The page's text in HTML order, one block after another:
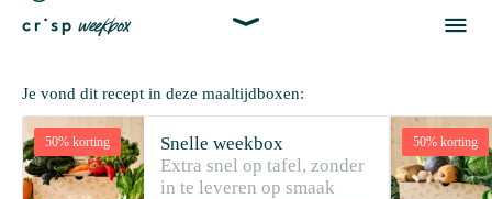


Je vond dit recept in deze maaltijdboxen:
50% korting
Snelle weekbox
Extra snel op tafel, zonder
in te leveren op smaak
50% korting